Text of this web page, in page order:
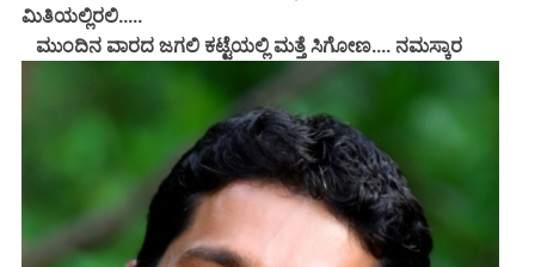
ಮಿತಿಯಲ್ಲಿರಲಿ.....
ಮುಂದಿನ ವಾರದ ಜಗಲಿ ಕಟ್ಟೆಯಲ್ಲಿ ಮತ್ತೆ ಸಿಗೋಣ.... ನಮಸ್ಕಾರ